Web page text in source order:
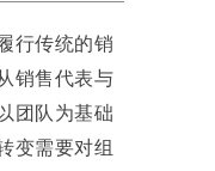
行传统的销
销售代表与
团队为基础
变需要对组